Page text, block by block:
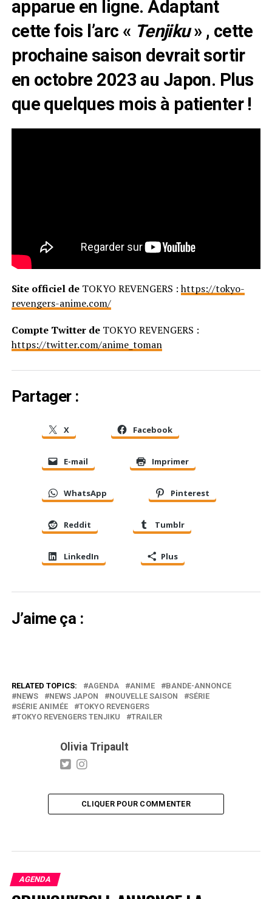
apparue en ligne. Adaptant
cette fois l’arc « Tenjiku» , cette
prochaine saison devrait sortir
en octobre 2023 au Japon. Plus
que quelques mois à patienter !
Site officiel deTOKYO REVENGERS :https://tokyo-
revengers-anime.com/
Compte Twitter deTOKYO REVENGERS :
https://twitter.com/anime_toman
Partager :
X Facebook
E-mail Imprimer
WhatsApp Pinterest
Reddit Tumblr
LinkedIn Plus
J’aime ça :
RELATED TOPICS: AGENDA ANIME
BANDE-ANNONCE
NEWS
NEWS JAPON NOUVELLE SAISON
SÉRIE
SÉRIE ANIMÉE
TOKYO REVENGERS
TOKYO REVENGERS TENJIKU
TRAILER
Olivia Tripault
CLIQUER POUR COMMENTER
AGENDA